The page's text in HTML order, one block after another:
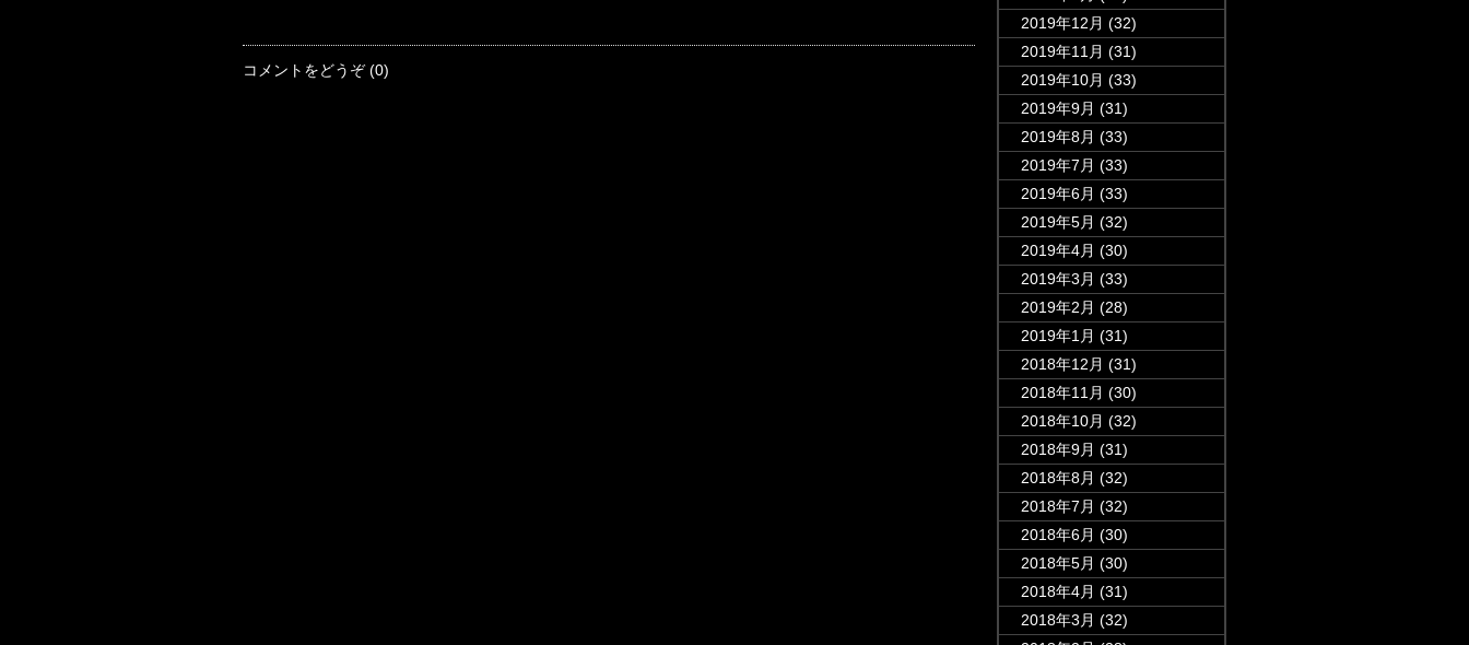
コメントをどうぞ (0)
2019年12月 (32)
2019年11月 (31)
2019年10月 (33)
2019年9月 (31)
2019年8月 (33)
2019年7月 (33)
2019年6月 (33)
2019年5月 (32)
2019年4月 (30)
2019年3月 (33)
2019年2月 (28)
2019年1月 (31)
2018年12月 (31)
2018年11月 (30)
2018年10月 (32)
2018年9月 (31)
2018年8月 (32)
2018年7月 (32)
2018年6月 (30)
2018年5月 (30)
2018年4月 (31)
2018年3月 (32)